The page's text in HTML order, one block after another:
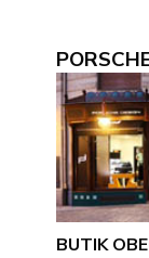
BUTIK